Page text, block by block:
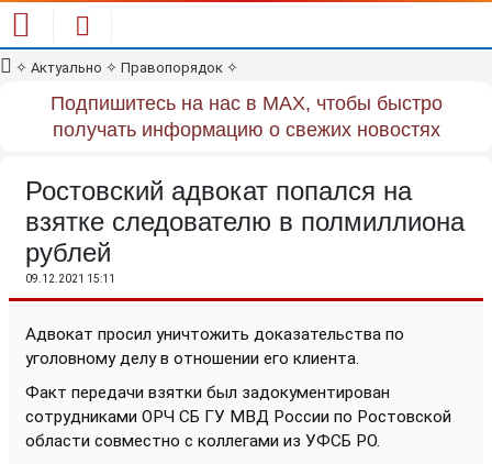
✧ Актуально ✧ Правопорядок ✧
Подпишитесь на нас в MAX, чтобы быстро
получать информацию о свежих новостях
Ростовский адвокат попался на
взятке следователю в полмиллиона
рублей
09.12.2021 15:11
Адвокат просил уничтожить доказательства по
уголовному делу в отношении его клиента.
Факт передачи взятки был задокументирован
сотрудниками ОРЧ СБ ГУ МВД России по Ростовской
области совместно с коллегами из УФСБ РО.